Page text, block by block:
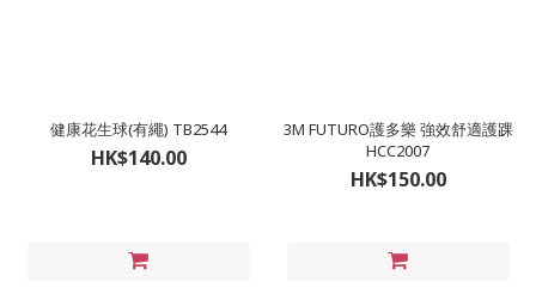
健康花生球(有繩) TB2544
HK$140.00
3M FUTURO護多樂 強效舒適護踝
HCC2007
HK$150.00